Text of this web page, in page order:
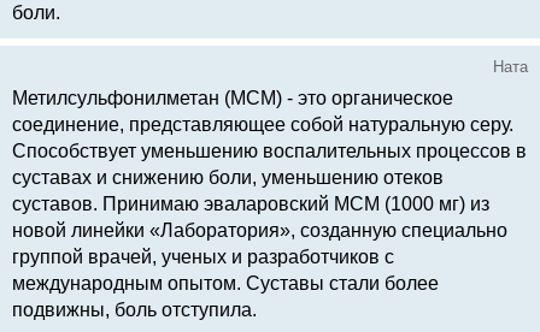
боли.
Ната
Метилсульфонилметан (МСМ) - это органическое
соединение, представляющее собой натуральную серу.
Способствует уменьшению воспалительных процессов в
суставах и снижению боли, уменьшению отеков
суставов. Принимаю эваларовский МСМ (1000 мг) из
новой линейки «Лаборатория», созданную специально
группой врачей, ученых и разработчиков с
международным опытом. Суставы стали более
подвижны, боль отступила.